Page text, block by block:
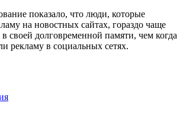
показало, что люди, которые
на новостных сайтах, гораздо чаще
своей долговременной памяти, чем когда
рекламу в социальных сетях.